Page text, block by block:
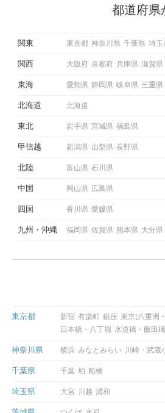
から恋人作りを本格的に
している方は、女性が異
この記事では、女性が話
しく解説した後、婚活イ
ような行動に繋げるべきか
都道府県
関東 東京都 神奈川県 千葉県 埼玉
関西 大阪府 京都府 兵庫県 滋賀県
東海 愛知県 静岡県 岐阜県 三重県
北海道 北海道
東北 岩手県 宮城県 福島県
甲信越 新潟県 山梨県 長野県
北陸 富山県 石川県
中国 岡山県 広島県
四国 香川県 愛媛県
九州 沖縄 福岡県 佐賀県 熊本県 大分県
東京都 新宿 有楽町 銀座 東京(八重洲
日本橋・八丁堀 水道橋・飯田橋
神奈川県 横浜 みなとみらい 川崎・武蔵
千葉県 千葉 柏 船橋
埼玉県 大宮 川越 浦和